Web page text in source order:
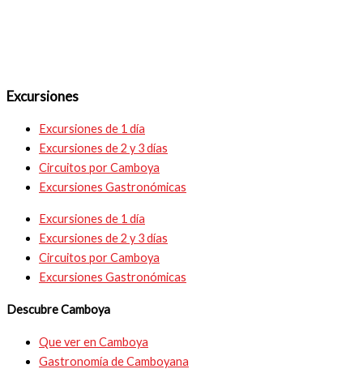
Excursiones
Excursiones de 1 día
Excursiones de 2 y 3 días
Circuitos por Camboya
Excursiones Gastronómicas
Excursiones de 1 día
Excursiones de 2 y 3 días
Circuitos por Camboya
Excursiones Gastronómicas
Descubre Camboya
Que ver en Camboya
Gastronomía de Camboyana